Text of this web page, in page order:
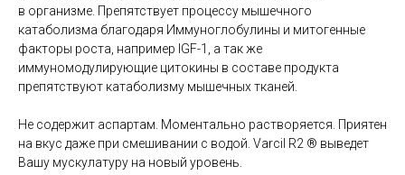
в организме. Препятствует процессу мышечного
катаболизма благодаря Иммуноглобулины и митогенные
факторы роста, например IGF-1, а так же
иммуномодулирующие цитокины в составе продукта
препятствуют катаболизму мышечных тканей.
Не содержит аспартам. Моментально растворяется. Приятен
на вкус даже при смешивании с водой. Varcil R2 ® выведет
Вашу мускулатуру на новый уровень.